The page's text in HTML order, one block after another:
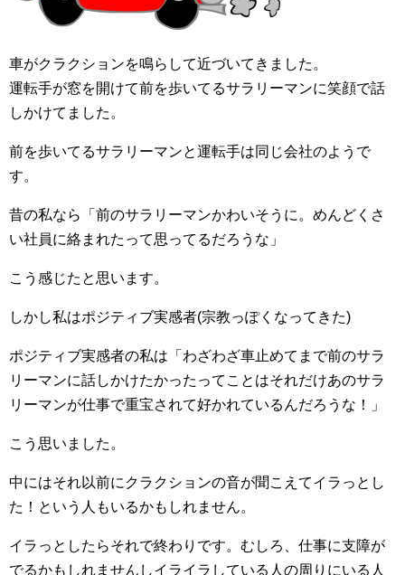
車がクラクションを鳴らして近づいてきました。
運転手が窓を開けて前を歩いてるサラリーマンに笑顔で話
しかけてました。
前を歩いてるサラリーマンと運転手は同じ会社のようで
す。
昔の私なら「前のサラリーマンかわいそうに。めんどくさ
い社員に絡まれたって思ってるだろうな」
こう感じたと思います。
しかし私はポジティブ実感者(宗教っぽくなってきた)
ポジティブ実感者の私は「わざわざ車止めてまで前のサラ
リーマンに話しかけたかったってことはそれだけあのサラ
リーマンが仕事で重宝されて好かれているんだろうな！」
こう思いました。
中にはそれ以前にクラクションの音が聞こえてイラっとし
た！という人もいるかもしれません。
イラっとしたらそれで終わりです。むしろ、仕事に支障が
でるかもしれませんしイライラしている人の周りにいる人